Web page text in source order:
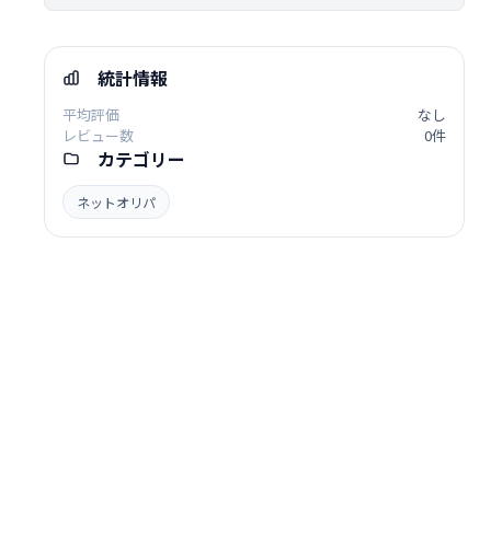
統計情報
平均評価
なし
レビュー数
0件
カテゴリー
ネットオリパ